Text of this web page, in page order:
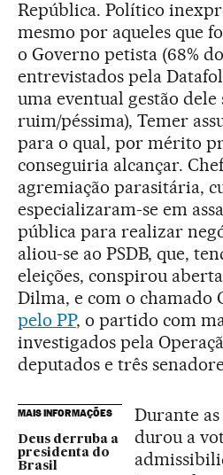
República. Político
mesmo por aqueles que
o Governo petista (68%
entrevistados pela
uma eventual gestão
ruim/péssima), Temer
para o qual, por mérito
conseguiria alcançar.
agremiação parasitária,
especializaram-se em
pública para realizar
aliou-se ao PSDB, que,
eleições, conspirou
Dilma, e com o chamado
pelo PP, o partido com
investigados pela
deputados e três
MAIS INFORMAÇÕES
Deus derruba a
presidenta do
Brasil
Durante
durou a